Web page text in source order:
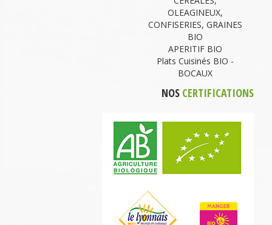
OLEAGINEUX,
CONFISERIES, GRAINES
BIO
APERITIF BIO
Plats Cuisinés BIO -
BOCAUX
NOS CERTIFICATIONS